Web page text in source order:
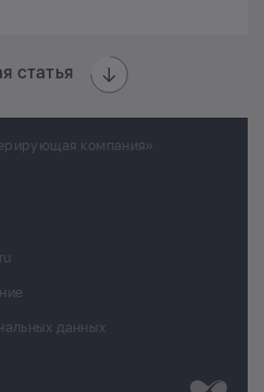
статья
компания»
данных